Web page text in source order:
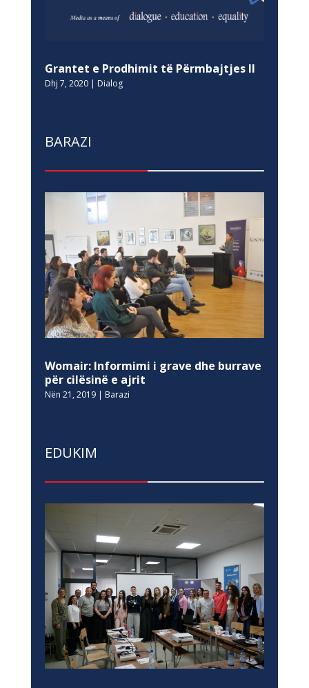
Grantet e Prodhimit të Përmbajtjes II
Dhj 7, 2020| Dialog
BARAZI
Womair: Informimi i grave dhe burrave
për cilësinë e ajrit
Nën 21, 2019| Barazi
EDUKIM